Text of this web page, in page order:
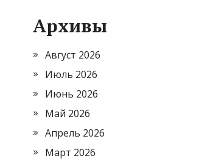
Архивы
Август 2026
Июль 2026
Июнь 2026
Май 2026
Апрель 2026
Март 2026